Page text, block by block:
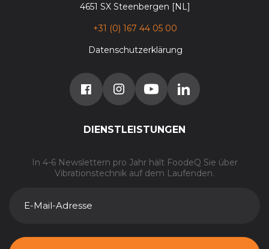
4651 SX Steenbergen [NL]
+31 (0) 167 44 05 00
Datenschutzerklärung
DIENSTLEISTUNGEN
In 4-6 Newslettern pro Jahr hält FoodeQ Sie über
Vibrationstechnik auf dem Laufenden.